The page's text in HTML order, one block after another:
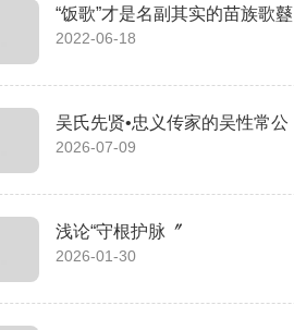
“饭歌”才是名副其实的苗族歌鼟
2022-06-18
吴氏先贤•忠义传家的吴性常公
2026-07-09
浅论“守根护脉〞
2026-01-30